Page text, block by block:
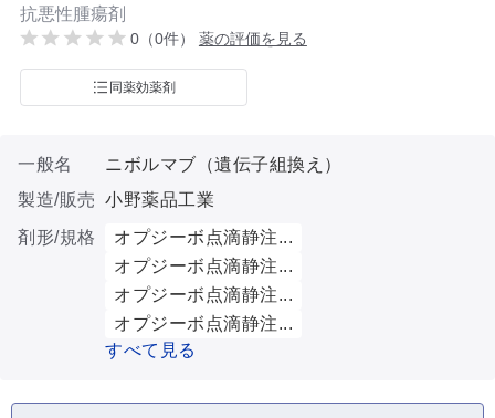
抗悪性腫瘍剤
0（0件） 薬の評価を見る
同薬効薬剤
一般名
ニボルマブ（遺伝子組換え）
製造/販売 小野薬品工業
剤形/規格
オプジーボ点滴静注...
オプジーボ点滴静注...
オプジーボ点滴静注...
オプジーボ点滴静注...
すべて見る